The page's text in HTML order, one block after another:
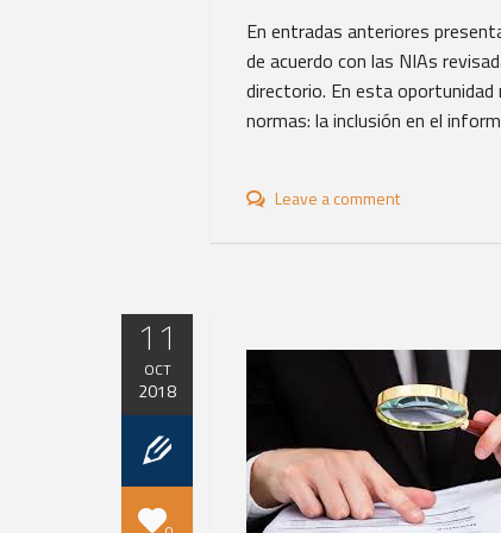
En entradas anteriores
de acuerdo con las NIAs
directorio. En esta
normas: la inclusión en el
Leave a comment
11
OCT
2018